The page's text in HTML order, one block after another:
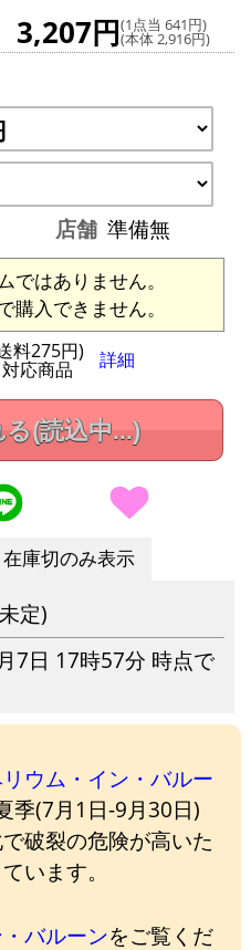
3,207円(1点当 641円)
(本体 2,916円)
店舗 準備無
ではありません。
購入できません。
料275円)
対応商品 詳細
る(読込中...)
在庫切のみ表示
定)
7日 17時57分 時点で
ウム・イン・バルー
季(7月1日-9月30日)
破裂の危険が高いた
います。
バルーンをご覧くだ